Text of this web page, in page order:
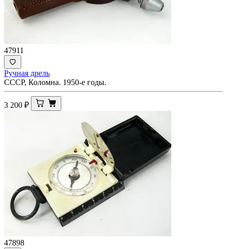
47911
Ручная дрель
СССР, Коломна. 1950-е годы.
3 200 ₽
47898